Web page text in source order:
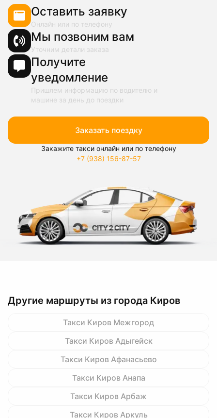
Оставить заявку
Онлайн или по телефону
Мы позвоним вам
Уточним детали заказа
Получите
уведомление
Пришлем информацию по водителю и
машине за день до поездки
Заказать поездку
Закажите такси онлайн или по телефону
+7 (938) 156-87-57
Другие маршруты из города Киров
Такси Киров Межгород
Такси Киров Адыгейск
Такси Киров Афанасьево
Такси Киров Анапа
Такси Киров Арбаж
Такси Киров Аркуль